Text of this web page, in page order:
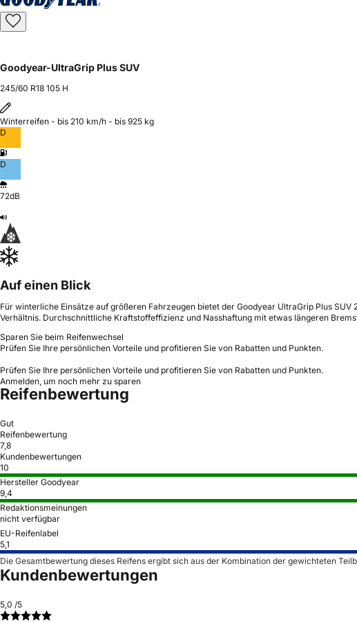
Goodyear-UltraGrip Plus SUV
245/60 R18 105 H
Winterreifen - bis 210 km/h - bis 925 kg
D
D
72dB
Auf einen Blick
Für winterliche Einsätze auf größeren Fahrzeugen bietet der Goodyear UltraGrip Plus
Verhältnis. Durchschnittliche Kraftstoffeffizienz und Nasshaftung mit etwas längeren
Sparen Sie beim Reifenwechsel
Prüfen Sie Ihre persönlichen Vorteile und profitieren Sie von Rabatten und Punkten.
Prüfen Sie Ihre persönlichen Vorteile und profitieren Sie von Rabatten und Punkten.
Anmelden, um noch mehr zu sparen
Reifenbewertung
Gut
Reifenbewertung
7,8
Kundenbewertungen
10
Hersteller Goodyear
9,4
Redaktionsmeinungen
nicht verfügbar
EU-Reifenlabel
5,1
Die Gesamtbewertung dieses Reifens ergibt sich aus der Kombination der gewichteten
Kundenbewertungen
5,0 /5